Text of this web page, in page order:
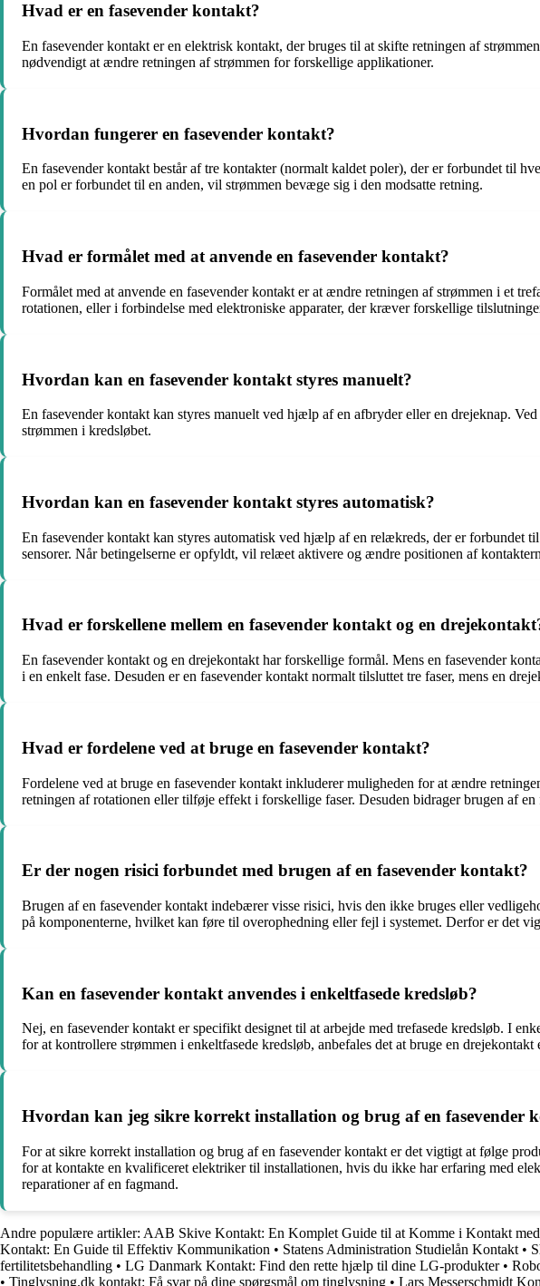
Hvad er en fasevender kontakt?
En fasevender kontakt er en elektrisk kontakt, der bruges til at skifte retningen af
nødvendigt at ændre retningen af strømmen for forskellige applikationer.
Hvordan fungerer en fasevender kontakt?
En fasevender kontakt består af tre kontakter (normalt kaldet poler), der er forbundet til
en pol er forbundet til en anden, vil strømmen bevæge sig i den modsatte retning.
Hvad er formålet med at anvende en fasevender kontakt?
Formålet med at anvende en fasevender kontakt er at ændre retningen af strømmen i et
rotationen, eller i forbindelse med elektroniske apparater, der kræver forskellige
Hvordan kan en fasevender kontakt styres manuelt?
En fasevender kontakt kan styres manuelt ved hjælp af en afbryder eller en drejeknap.
strømmen i kredsløbet.
Hvordan kan en fasevender kontakt styres automatisk?
En fasevender kontakt kan styres automatisk ved hjælp af en relækreds, der er forbundet
sensorer. Når betingelserne er opfyldt, vil relæet aktivere og ændre positionen af
Hvad er forskellene mellem en fasevender kontakt og en
En fasevender kontakt og en drejekontakt har forskellige formål. Mens en fasevender
i en enkelt fase. Desuden er en fasevender kontakt normalt tilsluttet tre faser, mens en
Hvad er fordelene ved at bruge en fasevender kontakt?
Fordelene ved at bruge en fasevender kontakt inkluderer muligheden for at ændre
retningen af rotationen eller tilføje effekt i forskellige faser. Desuden bidrager brugen af
Er der nogen risici forbundet med brugen af en fasevender kontakt?
Brugen af en fasevender kontakt indebærer visse risici, hvis den ikke bruges eller
på komponenterne, hvilket kan føre til overophedning eller fejl i systemet. Derfor er det
Kan en fasevender kontakt anvendes i enkeltfasede kredsløb?
Nej, en fasevender kontakt er specifikt designet til at arbejde med trefasede kredsløb. I
for at kontrollere strømmen i enkeltfasede kredsløb, anbefales det at bruge en drejekontakt
Hvordan kan jeg sikre korrekt installation og brug af en fasevender
For at sikre korrekt installation og brug af en fasevender kontakt er det vigtigt at følge
for at kontakte en kvalificeret elektriker til installationen, hvis du ikke har erfaring med
reparationer af en fagmand.
Andre populære artikler: AAB Skive Kontakt: En Komplet Guide til at Komme i Kontakt
Kontakt: En Guide til Effektiv Kommunikation • Statens Administration Studielån Kontakt •
fertilitetsbehandling • LG Danmark Kontakt: Find den rette hjælp til dine LG-produkter•
• Tinglysning.dk kontakt: Få svar på dine spørgsmål om tinglysning • Lars Messerschmidt